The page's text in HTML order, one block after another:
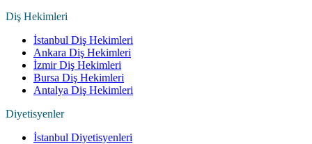
Diş Hekimleri
İstanbul Diş Hekimleri
Ankara Diş Hekimleri
İzmir Diş Hekimleri
Bursa Diş Hekimleri
Antalya Diş Hekimleri
Diyetisyenler
İstanbul Diyetisyenleri